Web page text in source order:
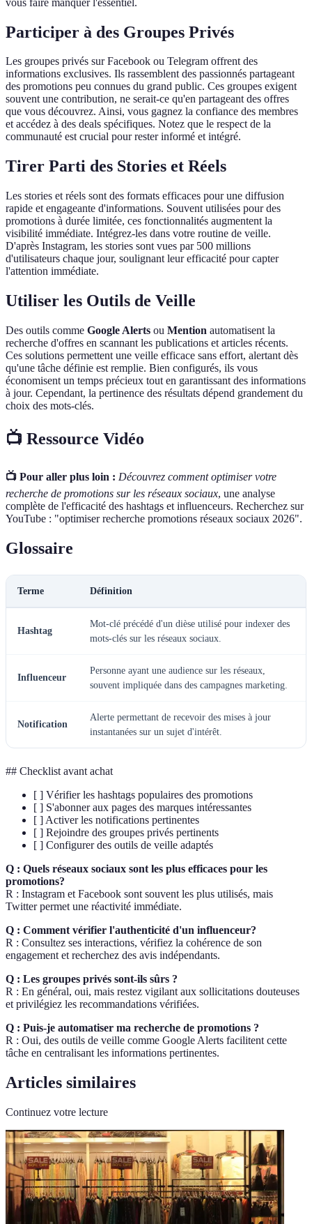
Participer à des Groupes Privés
Les groupes privés sur Facebook ou Telegram offrent des
informations exclusives. Ils rassemblent des passionnés partageant
des promotions peu connues du grand public. Ces groupes exigent
souvent une contribution, ne serait-ce qu'en partageant des offres
que vous découvrez. Ainsi, vous gagnez la confiance des membres
et accédez à des deals spécifiques. Notez que le respect de la
communauté est crucial pour rester informé et intégré.
Tirer Parti des Stories et Réels
Les stories et réels sont des formats efficaces pour une diffusion
rapide et engageante d'informations. Souvent utilisées pour des
promotions à durée limitée, ces fonctionnalités augmentent la
visibilité immédiate. Intégrez-les dans votre routine de veille.
D'après Instagram, les stories sont vues par 500 millions
d'utilisateurs chaque jour, soulignant leur efficacité pour capter
l'attention immédiate.
Utiliser les Outils de Veille
Des outils comme Google Alerts ou Mention automatisent la
recherche d'offres en scannant les publications et articles récents.
Ces solutions permettent une veille efficace sans effort, alertant dès
qu'une tâche définie est remplie. Bien configurés, ils vous
économisent un temps précieux tout en garantissant des informations
à jour. Cependant, la pertinence des résultats dépend grandement du
choix des mots-clés.
📺 Ressource Vidéo
📺 Pour aller plus loin : Découvrez comment optimiser votre
recherche de promotions sur les réseaux sociaux, une analyse
complète de l'efficacité des hashtags et influenceurs. Recherchez sur
YouTube : "optimiser recherche promotions réseaux sociaux 2026".
Glossaire
Terme Définition
Hashtag
Mot-clé précédé d'un dièse utilisé pour indexer des
mots-clés sur les réseaux sociaux.
Influenceur
Personne ayant une audience sur les réseaux,
souvent impliquée dans des campagnes marketing.
Notification
Alerte permettant de recevoir des mises à jour
instantanées sur un sujet d'intérêt.
## Checklist avant achat
[ ] Vérifier les hashtags populaires des promotions
[ ] S'abonner aux pages des marques intéressantes
[ ] Activer les notifications pertinentes
[ ] Rejoindre des groupes privés pertinents
[ ] Configurer des outils de veille adaptés
Q : Quels réseaux sociaux sont les plus efficaces pour les
promotions?
R : Instagram et Facebook sont souvent les plus utilisés, mais
Twitter permet une réactivité immédiate.
Q : Comment vérifier l'authenticité d'un influenceur?
R : Consultez ses interactions, vérifiez la cohérence de son
engagement et recherchez des avis indépendants.
Q : Les groupes privés sont-ils sûrs ?
R : En général, oui, mais restez vigilant aux sollicitations douteuses
et privilégiez les recommandations vérifiées.
Q : Puis-je automatiser ma recherche de promotions ?
R : Oui, des outils de veille comme Google Alerts facilitent cette
tâche en centralisant les informations pertinentes.
Articles similaires
Continuez votre lecture